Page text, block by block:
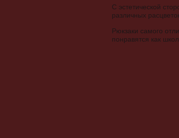
С эстетической
различных
Рюкзаки самого
понравятся как